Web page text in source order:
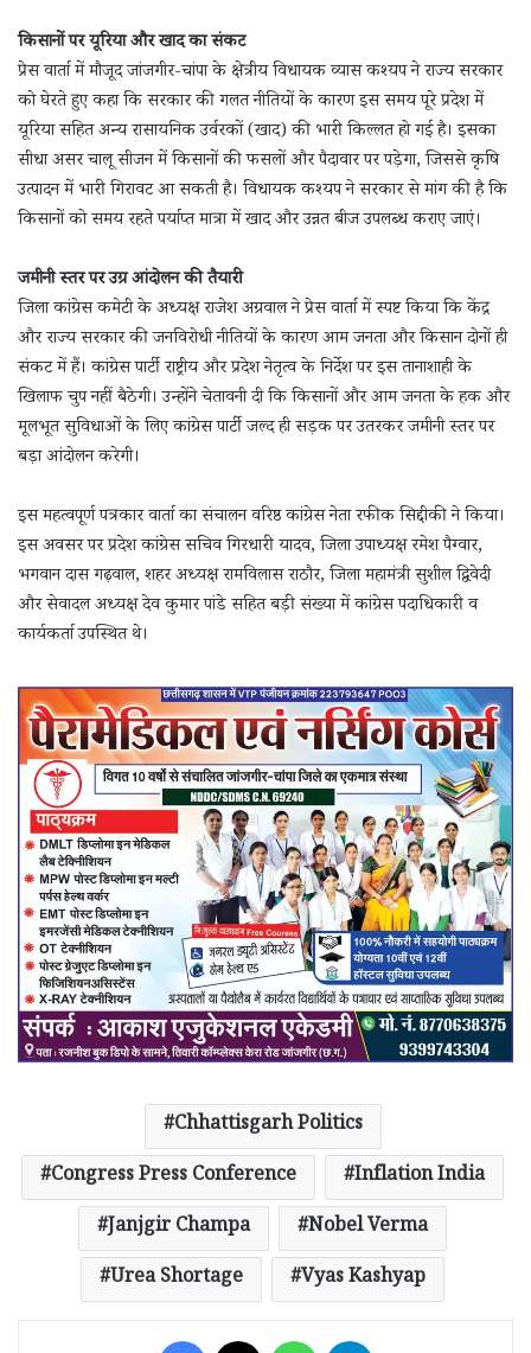
किसानों पर यूरिया और खाद का संकट
प्रेस वार्ता में मौजूद जांजगीर-चांपा के क्षेत्रीय विधायक व्यास कश्यप ने राज्य सरकार
को घेरते हुए कहा कि सरकार की गलत नीतियों के कारण इस समय पूरे प्रदेश में
यूरिया सहित अन्य रासायनिक उर्वरकों (खाद) की भारी किल्लत हो गई है। इसका
सीधा असर चालू सीजन में किसानों की फसलों और पैदावार पर पड़ेगा, जिससे कृषि
उत्पादन में भारी गिरावट आ सकती है। विधायक कश्यप ने सरकार से मांग की है कि
किसानों को समय रहते पर्याप्त मात्रा में खाद और उन्नत बीज उपलब्ध कराए जाएं।
जमीनी स्तर पर उग्र आंदोलन की तैयारी
जिला कांग्रेस कमेटी के अध्यक्ष राजेश अग्रवाल ने प्रेस वार्ता में स्पष्ट किया कि केंद्र
और राज्य सरकार की जनविरोधी नीतियों के कारण आम जनता और किसान दोनों ही
संकट में हैं। कांग्रेस पार्टी राष्ट्रीय और प्रदेश नेतृत्व के निर्देश पर इस तानाशाही के
खिलाफ चुप नहीं बैठेगी। उन्होंने चेतावनी दी कि किसानों और आम जनता के हक और
मूलभूत सुविधाओं के लिए कांग्रेस पार्टी जल्द ही सड़क पर उतरकर जमीनी स्तर पर
बड़ा आंदोलन करेगी।
इस महत्वपूर्ण पत्रकार वार्ता का संचालन वरिष्ठ कांग्रेस नेता रफीक सिद्दीकी ने किया।
इस अवसर पर प्रदेश कांग्रेस सचिव गिरधारी यादव, जिला उपाध्यक्ष रमेश पैग्वार,
भगवान दास गढ़वाल, शहर अध्यक्ष रामविलास राठौर, जिला महामंत्री सुशील द्विवेदी
और सेवादल अध्यक्ष देव कुमार पांडे सहित बड़ी संख्या में कांग्रेस पदाधिकारी व
कार्यकर्ता उपस्थित थे।
Chhattisgarh Politics
Congress Press Conference
Inflation India
Janjgir Champa
Nobel Verma
Urea Shortage
Vyas Kashyap
Facebook WhatsApp